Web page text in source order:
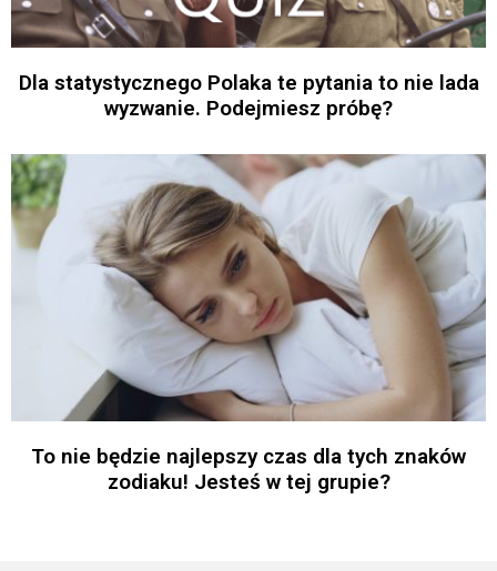
Dla statystycznego Polaka te pytania to nie lada
wyzwanie. Podejmiesz próbę?
To nie będzie najlepszy czas dla tych znaków
zodiaku! Jesteś w tej grupie?